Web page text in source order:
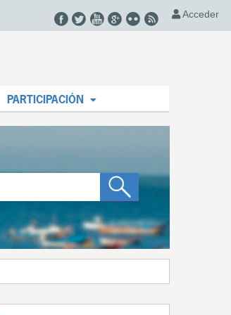
Acceder
PARTICIPACIÓN